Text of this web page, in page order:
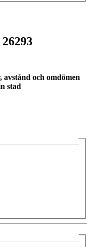
26293
och omdömen
stad